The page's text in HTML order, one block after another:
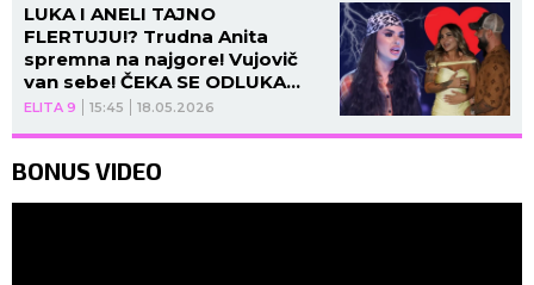
ELITA 9 15:45 18.05.2026
LUKA I ANELI TAJNO
FLERTUJU!? Trudna Anita
spremna na najgore! Vujovič
van sebe! ČEKA SE ODLUKA
PRODUKCIJE! (VIDEO)
BONUS VIDEO